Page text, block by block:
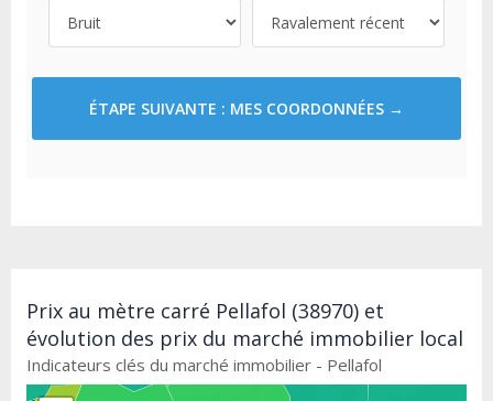
ÉTAPE SUIVANTE : MES COORDONNÉES →
Prix au mètre carré Pellafol (38970) et
évolution des prix du marché immobilier local
Indicateurs clés du marché immobilier - Pellafol